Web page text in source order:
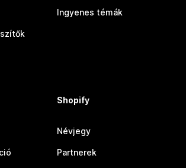
Ingyenes témák
Shopify
Névjegy
Partnerek